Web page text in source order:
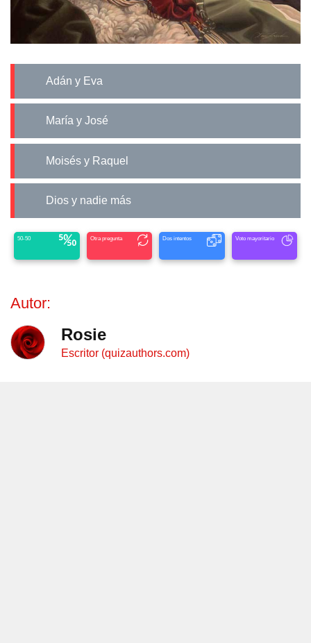
Adán y Eva
María y José
Moisés y Raquel
Dios y nadie más
50-50 Otra pregunta Dos intentos Voto mayoritario
Autor:
Rosie
Escritor (quizauthors.com)